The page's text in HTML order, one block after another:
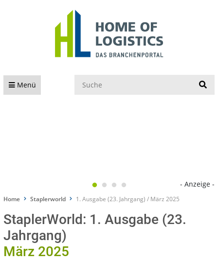
Menü
- Anzeige -
Home Staplerworld 1. Ausgabe (23. Jahrgang) / März 2025
StaplerWorld: 1. Ausgabe (23.
Jahrgang)
März 2025